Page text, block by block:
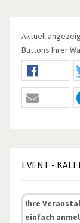
Aktuell
Buttons Ihrer
EVENT -
Ihre
einfach